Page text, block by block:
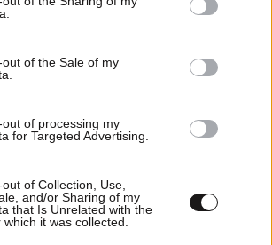
to Google and its third-party tags to
specified purposes in below Google
of the Sale of my
of processing my
for Targeted Advertising.
of Collection, Use,
and/or Sharing of my
that Is Unrelated with the
it was collected.